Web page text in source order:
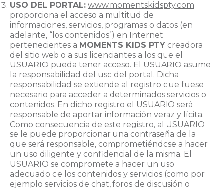
USO DEL PORTAL: www.momentskidspty.com
proporciona el acceso a multitud de
informaciones, servicios, programas o datos (en
adelante, “los contenidos”) en Internet
pertenecientes a MOMENTS KIDS PTY creadora
del sitio web o a sus licenciantes a los que el
USUARIO pueda tener acceso. El USUARIO asume
la responsabilidad del uso del portal. Dicha
responsabilidad se extiende al registro que fuese
necesario para acceder a determinados servicios o
contenidos. En dicho registro el USUARIO será
responsable de aportar información veraz y lícita.
Como consecuencia de este registro, al USUARIO
se le puede proporcionar una contraseña de la
que será responsable, comprometiéndose a hacer
un uso diligente y confidencial de la misma. El
USUARIO se compromete a hacer un uso
adecuado de los contenidos y servicios (como por
ejemplo servicios de chat, foros de discusión o